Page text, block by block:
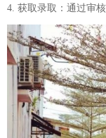
4. 获取录取：通过审